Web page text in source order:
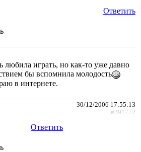
Ответить
любила играть, но как-то уже давно
бы вспомнила молодость
в интернете.
30/12/2006 17:55:13
#391772
Ответить